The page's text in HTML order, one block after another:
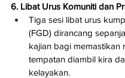
6. Libat Urus Komuniti dan
Tiga sesi libat urus
(FGD) dirancang
kajian bagi memastikan
tempatan diambil kira
kelayakan.